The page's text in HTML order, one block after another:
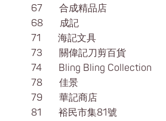
67 合成精品店
68 成記
71 海記文具
73 關偉記刀剪百貨
74 Bling Bling Collection
78 佳景
79 華記商店
81 裕民市集81號